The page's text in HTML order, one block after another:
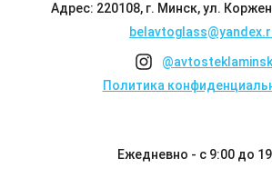
Адрес: 220108, г. Минск, ул.
@avtosteklaminsk
Политика
Ежедневно - с 9:00 до